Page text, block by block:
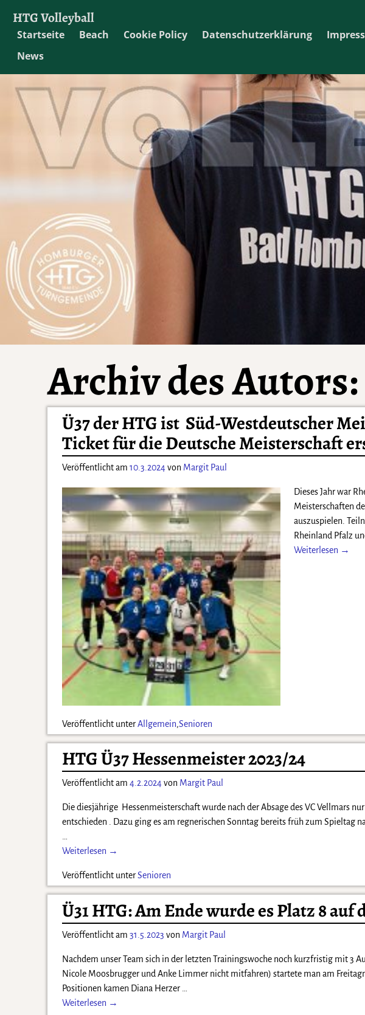
HTG Volleyball
Startseite Beach Cookie Policy Datenschutzerklärung
News
Archiv des Autors:
Ü37 der HTG ist Süd-Westdeutscher
Ticket für die Deutsche Meisterschaft
Veröffentlicht am 10.3.2024von Margit Paul
Dieses Jahr war
Meisterschaften
auszuspielen.
Rheinland Pfalz
Weiterlesen →
Veröffentlicht unterAllgemein,Senioren
HTG Ü37 Hessenmeister 2023/24
Veröffentlicht am 4.2.2024von Margit Paul
Die diesjährige Hessenmeisterschaft wurde nach der Absage des VC Vellmars
entschieden . Dazu ging es am regnerischen Sonntag bereits früh zum Spieltag
…
Weiterlesen →
Veröffentlicht unterSenioren
Ü31 HTG: Am Ende wurde es Platz 8
Veröffentlicht am 31.5.2023 von Margit Paul
Nachdem unser Team sich in der letzten Trainingswoche noch kurzfristig mit 3
Nicole Moosbrugger und Anke Limmer nicht mitfahren) startete man am
Positionen kamen Diana Herzer
Weiterlesen →